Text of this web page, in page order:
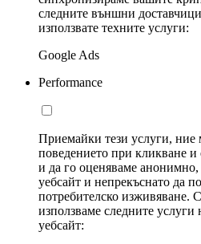
следните външни
използвате техните услуги:
Google Ads
Performance
Приемайки тези услуги, ние
поведението при кликване
и да го оценяваме
уебсайт и непрекъснато да
потребителско изживяване.
използваме следните услуги
уебсайт: